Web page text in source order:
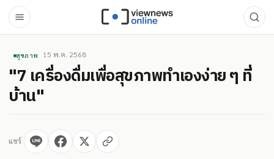
สุขภาพ 15 พ.ค. 2568
"7 เครื่องดื่มเพื่อสุขภาพทำเองง่าย ๆ ที่
บ้าน"
แชร์